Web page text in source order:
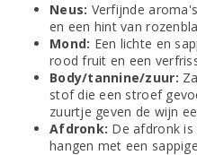
Neus: Verfijnde
en een hint van
Mond: Een lichte en
rood fruit en een
Body/tannine/zuur:
stof die een stroef
zuurtje geven de wijn
Afdronk: De afdronk
hangen met een